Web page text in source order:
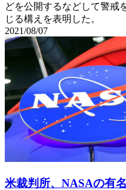
どを公開するなどして警戒
じる構えを表明した。
2021/08/07
米裁判所、NASAの有